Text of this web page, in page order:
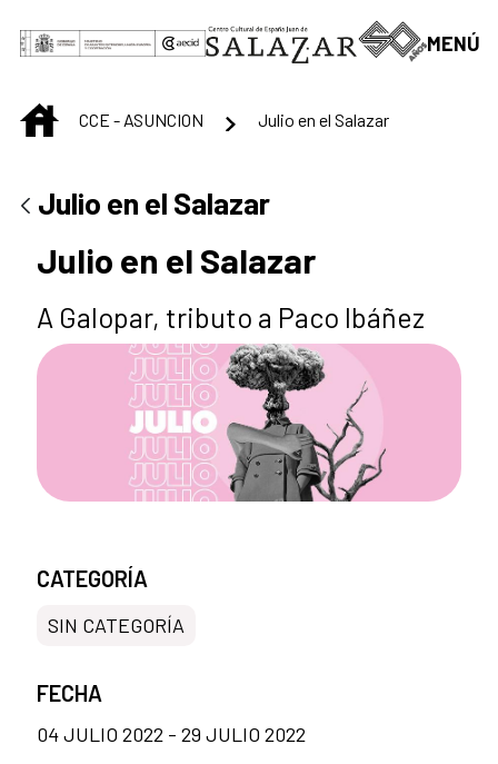
Saltar al contenido principal
MENÚ
INICIOCCE - ASUNCION Julio en el Salazar
Julio en el Salazar
Julio en el Salazar
A Galopar, tributo a Paco Ibáñez
CATEGORÍA
SIN CATEGORÍA
FECHA
04 JULIO 2022 - 29 JULIO 2022